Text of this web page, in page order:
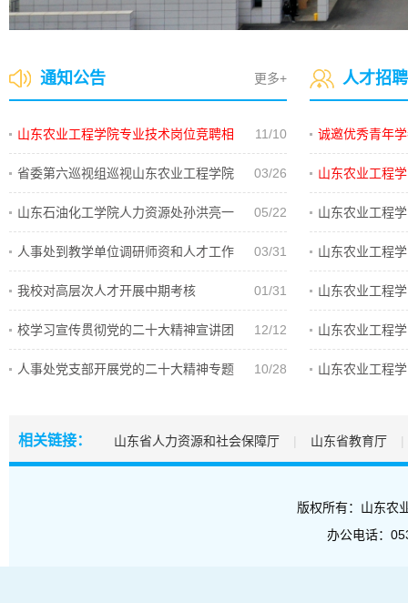
通知公告 更多+
11/10
山东农业工程学院专业技术岗位竞聘相
关问… 03/26
省委第六巡视组巡视山东农业工程学院
党委… 05/22
山东石油化工学院人力资源处孙洪亮一
行来… 03/31
人事处到教学单位调研师资和人才工作
01/31
我校对高层次人才开展中期考核
12/12
校学习宣传贯彻党的二十大精神宣讲团
成员… 10/28
人事处党支部开展党的二十大精神专题
人才招聘
诚邀优秀青年
院申…
山东农业工程
公告…
山东农业工程
（长…
山东农业工程
聘人…
山东农业工程
聘人…
山东农业工程
聘人…
山东农业工程
相关链接： 山东省人力资源和社会保障厅 | 山东省教育厅 |
版权所有：山东农
办公电话：